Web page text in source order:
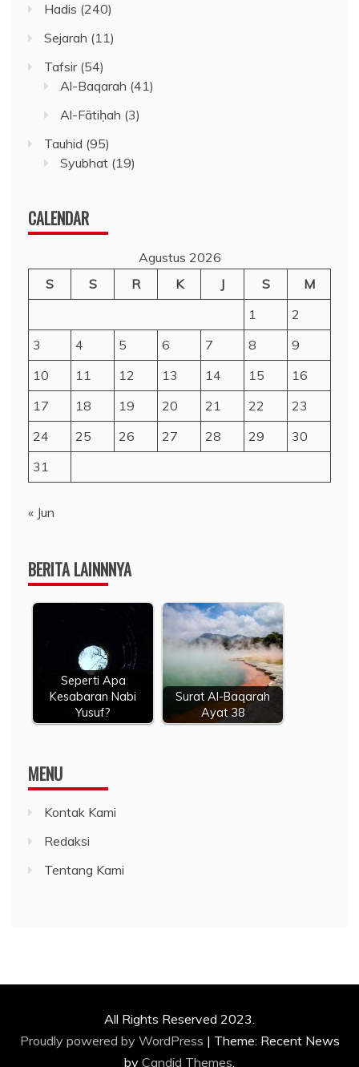
Hadis (240)
Sejarah (11)
Tafsir(54)
Al-Baqarah (41)
Al-Fātiḥah (3)
Tauhid (95)
Syubhat (19)
CALENDAR
Agustus 2026
S
S R K J S
M
1
2
3
4 5 6 7 8
9
10
11 12 13 14 15
16
17
18 19 20 21 22
23
24
25 26 27 28 29
30
31
« Jun
BERITA LAINNNYA
Seperti Apa
Kesabaran Nabi
Yusuf?
Surat Al-Baqarah
Ayat 38
MENU
Kontak Kami
Redaksi
Tentang Kami
All Rights Reserved 2023.
Proudly powered by WordPress | Theme: Recent News
by Candid Themes.